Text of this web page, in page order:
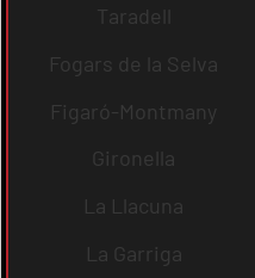
Taradell
Fogars de la Selva
Figaró-Montmany
Gironella
La Llacuna
La Garriga